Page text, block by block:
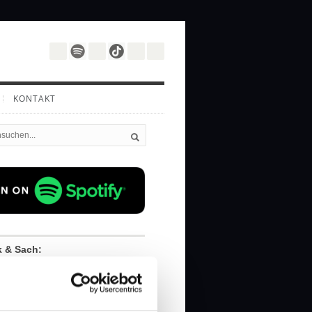
KONTAKT
& Sach:
Übertreibungen
Gedankenstoff wird.